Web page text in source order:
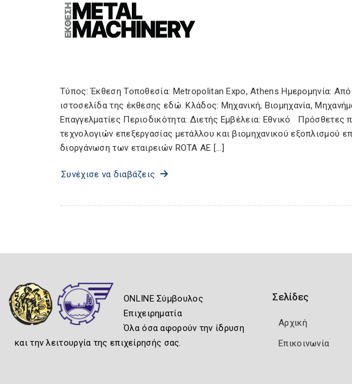
Τύπος: Έκθεση Τοποθεσία: Metropolitan Expo, Athens Ημερομηνία:
ιστοσελίδα της έκθεσης εδώ. Κλάδος: Μηχανική, Βιομηχανία,
Επαγγελματίες Περιοδικότητα: Διετής Εμβέλεια: Εθνικό
τεχνολογιών επεξεργασίας μετάλλου και βιομηχανικού εξοπλισμού
διοργάνωση των εταιρειών ROTA AE […]
Συνέχισε να διαβάζεις
ONLINE Σύμβουλος
Επιχειρηματία
Όλα όσα αφορούν την ίδρυση
και την λειτουργία της επιχείρησής σας.
Σελίδες
Αρχική
Επικοινωνία